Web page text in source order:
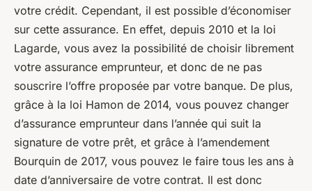
votre crédit. Cependant, il est possible d’économiser
sur cette assurance. En effet, depuis 2010 et la loi
Lagarde, vous avez la possibilité de choisir librement
votre assurance emprunteur, et donc de ne pas
souscrire l’offre proposée par votre banque. De plus,
grâce à la loi Hamon de 2014, vous pouvez changer
d’assurance emprunteur dans l’année qui suit la
signature de votre prêt, et grâce à l’amendement
Bourquin de 2017, vous pouvez le faire tous les ans à
date d’anniversaire de votre contrat. Il est donc